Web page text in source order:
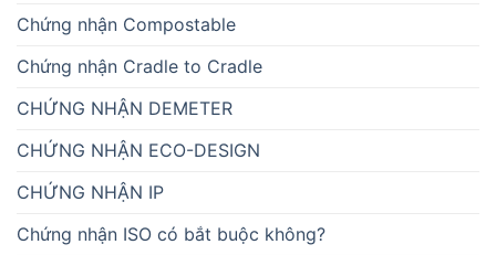
Chứng nhận Compostable
Chứng nhận Cradle to Cradle
CHỨNG NHẬN DEMETER
CHỨNG NHẬN ECO-DESIGN
CHỨNG NHẬN IP
Chứng nhận ISO có bắt buộc không?